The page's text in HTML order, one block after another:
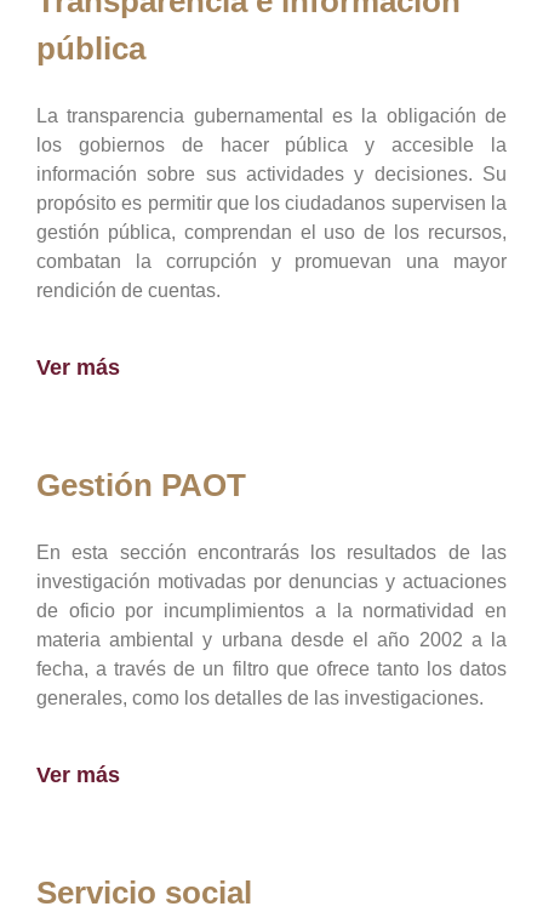
pública
La transparencia gubernamental es la obligación de
los gobiernos de hacer pública y accesible la
información sobre sus actividades y decisiones. Su
propósito es permitir que los ciudadanos supervisen la
gestión pública, comprendan el uso de los recursos,
combatan la corrupción y promuevan una mayor
rendición de cuentas.
Ver más
Gestión PAOT
En esta sección encontrarás los resultados de las
investigación motivadas por denuncias y actuaciones
de oficio por incumplimientos a la normatividad en
materia ambiental y urbana desde el año 2002 a la
fecha, a través de un filtro que ofrece tanto los datos
generales, como los detalles de las investigaciones.
Ver más
Servicio social